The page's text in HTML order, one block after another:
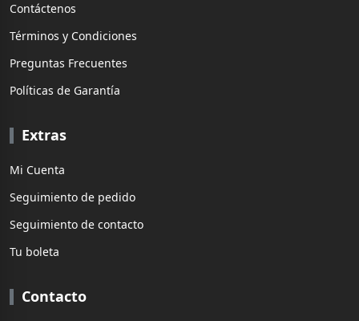
Contáctenos
Términos y Condiciones
Preguntas Frecuentes
Políticas de Garantía
Extras
Mi Cuenta
Seguimiento de pedido
Seguimiento de contacto
Tu boleta
Contacto